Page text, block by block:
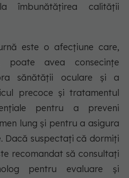
îmbunătățirea calității
este o afecțiune care,
avea consecințe
sănătății oculare și a
precoce și tratamentul
pentru a preveni
lung și pentru a asigura
Dacă suspectați că dormiți
recomandat să consultați
pentru evaluare și